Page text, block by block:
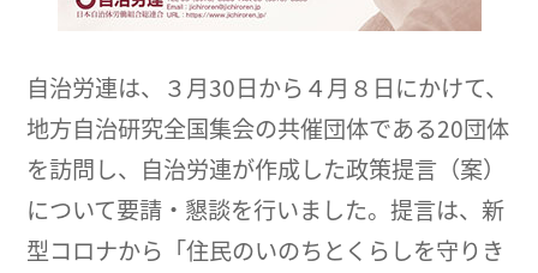
自治労連は、３月30日から４月８日にかけて、
地方自治研究全国集会の共催団体である20団体
を訪問し、自治労連が作成した政策提言（案）
について要請・懇談を行いました。提言は、新
型コロナから「住民のいのちとくらしを守りき